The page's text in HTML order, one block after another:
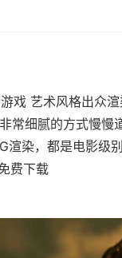
戏 艺术风格出众
常细腻的方式慢慢
渲染，都是电影级
费下载